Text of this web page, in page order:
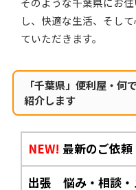
し、快適な生活、そし
ていただきます。
「千葉県」便利屋・何
紹介します
NEW! 最新のご依頼
出張 悩み・相談・